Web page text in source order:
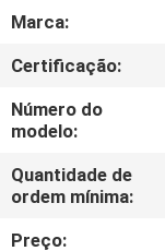
EXCURSÃO
DA
FÁBRICA
CONTROLE
DA
QUALIDADE
Marca:
Certificação:
Número do
modelo:
Quantidade de
ordem mínima:
Preço: